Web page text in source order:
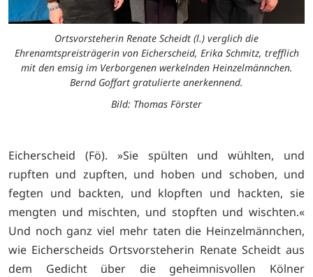
Ortsvorsteherin Renate Scheidt (l.) verglich die
Ehrenamtspreisträgerin von Eicherscheid, Erika Schmitz, trefflich
mit den emsig im Verborgenen werkelnden Heinzelmännchen.
Bernd Goffart gratulierte anerkennend.
Bild: Thomas Förster
Eicherscheid (Fö). »Sie spülten und wühlten, und
rupften und zupften, und hoben und schoben, und
fegten und backten, und klopften und hackten, sie
mengten und mischten, und stopften und wischten.«
Und noch ganz viel mehr taten die Heinzelmännchen,
wie Eicherscheids Ortsvorsteherin Renate Scheidt aus
dem Gedicht über die geheimnisvollen Kölner